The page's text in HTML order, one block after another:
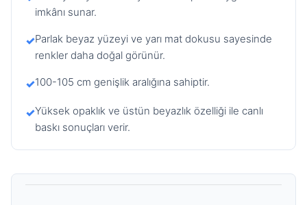
imkânı sunar.
✓Parlak beyaz yüzeyi ve yarı mat dokusu sayesinde
renkler daha doğal görünür.
✓100-105 cm genişlik aralığına sahiptir.
✓Yüksek opaklık ve üstün beyazlık özelliği ile canlı
baskı sonuçları verir.